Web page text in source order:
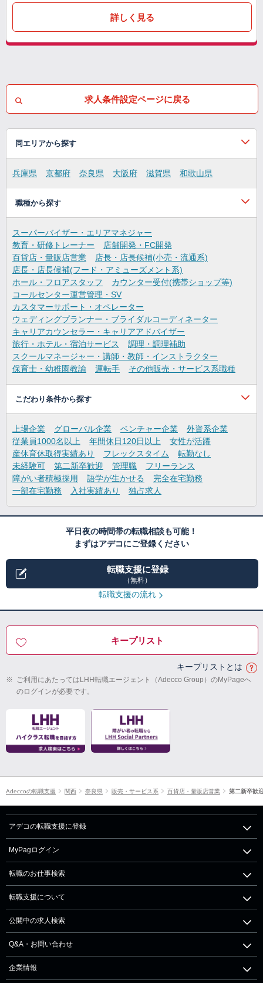
詳しく見る
求人条件設定ページに戻る
同エリアから探す
兵庫県 京都府 奈良県 大阪府 滋賀県 和歌山県
職種から探す
スーパーバイザー・エリアマネジャー
教育・研修トレーナー
店舗開発・FC開発
百貨店・量販店営業
店長・店長候補(小売・流通系)
店長・店長候補(フード・アミューズメント系)
ホール・フロアスタッフ
カウンター受付(携帯ショップ等)
コールセンター運営管理・SV
カスタマーサポート・オペレーター
ウェディングプランナー・ブライダルコーディネーター
キャリアカウンセラー・キャリアアドバイザー
旅行・ホテル・宿泊サービス
調理・調理補助
スクールマネージャー・講師・教師・インストラクター
保育士・幼稚園教諭
運転手 その他販売・サービス系職種
こだわり条件から探す
上場企業 グローバル企業 ベンチャー企業
外資系企業
従業員1000名以上
年間休日120日以上
女性が活躍
産休育休取得実績あり
フレックスタイム
転勤なし
未経験可
第二新卒歓迎 管理職
フリーランス
障がい者積極採用
語学が生かせる
完全在宅勤務
一部在宅勤務
入社実績あり 独占求人
平日夜の時間帯の転職相談も可能！
まずはアデコにご登録ください
転職支援に登録
（無料）
転職支援の流れ
キープリスト
キープリストとは
※ ご利用にあたってはLHH転職エージェント（Adecco Group）のMyPageへ
のログインが必要です。
Adeccoの転職支援 関西 奈良県 販売・サービス系 百貨店・量販店営業 第二新卒歓
アデコの転職支援に登録
MyPagログイン
転職のお仕事検索
転職支援について
公開中の求人検索
Q&A・お問い合わせ
企業情報